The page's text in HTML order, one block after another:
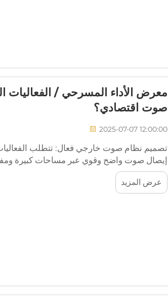
معرض الأداء المسرحي / الفعاليات
صوت اقتصادي؟
2025-07-07 12:00:00
تصميم نظام صوت خارجي فعال: تتطلب
إيصال صوت واضح وقوي عبر مساحات كبيرة
زفاف أو مهرجان مجتمعي أو حدث شركات، فإن
عرض المزيد